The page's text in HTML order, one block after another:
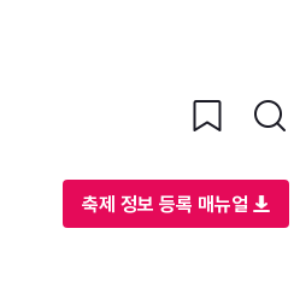
축제 정보 등록 매뉴얼